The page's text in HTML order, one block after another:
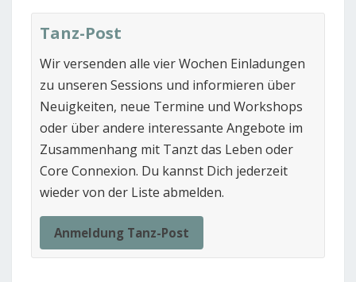
Tanz-Post
Wir versenden alle vier Wochen Einladungen
zu unseren Sessions und informieren über
Neuigkeiten, neue Termine und Workshops
oder über andere interessante Angebote im
Zusammenhang mit Tanzt das Leben oder
Core Connexion. Du kannst Dich jederzeit
wieder von der Liste abmelden.
Anmeldung Tanz-Post